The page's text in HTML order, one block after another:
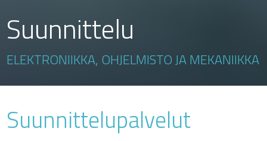
Suunnittelu
ELEKTRONIIKKA, OHJELMISTO JA MEKANIIKKA
Suunnittelupalvelut